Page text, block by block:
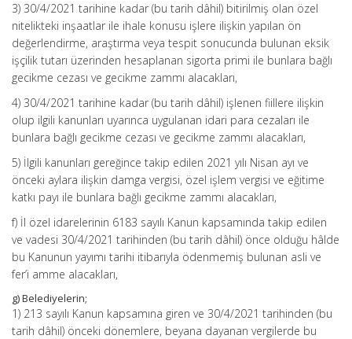
3) 30/4/2021 tarihine kadar (bu tarih dâhil) bitirilmiş olan özel
nitelikteki inşaatlar ile ihale konusu işlere ilişkin yapılan ön
değerlendirme, araştırma veya tespit sonucunda bulunan eksik
işçilik tutarı üzerinden hesaplanan sigorta primi ile bunlara bağlı
gecikme cezası ve gecikme zammı alacakları,
4) 30/4/2021 tarihine kadar (bu tarih dâhil) işlenen fiillere ilişkin
olup ilgili kanunları uyarınca uygulanan idari para cezaları ile
bunlara bağlı gecikme cezası ve gecikme zammı alacakları,
5) İlgili kanunları gereğince takip edilen 2021 yılı Nisan ayı ve
önceki aylara ilişkin damga vergisi, özel işlem vergisi ve eğitime
katkı payı ile bunlara bağlı gecikme zammı alacakları,
f) İl özel idarelerinin 6183 sayılı Kanun kapsamında takip edilen
ve vadesi 30/4/2021 tarihinden (bu tarih dâhil) önce olduğu hâlde
bu Kanunun yayımı tarihi itibarıyla ödenmemiş bulunan asli ve
fer’i amme alacakları,
g) Belediyelerin;
1) 213 sayılı Kanun kapsamına giren ve 30/4/2021 tarihinden (bu
tarih dâhil) önceki dönemlere, beyana dayanan vergilerde bu